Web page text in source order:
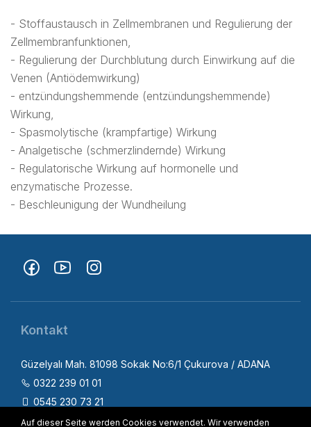
- Stoffaustausch in Zellmembranen und Regulierung der
Zellmembranfunktionen,
- Regulierung der Durchblutung durch Einwirkung auf die
Venen (Antiödemwirkung)
- entzündungshemmende (entzündungshemmende)
Wirkung,
- Spasmolytische (krampfartige) Wirkung
- Analgetische (schmerzlindernde) Wirkung
- Regulatorische Wirkung auf hormonelle und
enzymatische Prozesse.
- Beschleunigung der Wundheilung
Kontakt
Güzelyalı Mah. 81098 Sokak No:6/1 Çukurova / ADANA
0322 239 01 01
0545 230 73 21
info@fizica.com.tr
Auf dieser Seite werden Cookies verwendet. Wir verwenden